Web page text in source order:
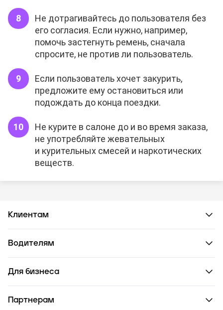
Не дотрагивайтесь до пользователя без
его согласия. Если нужно, например,
помочь застегнуть ремень, сначала
спросите, не против ли пользователь.
Если пользователь хочет закурить,
предложите ему остановиться или
подождать до конца поездки.
Не курите в салоне до и во время заказа,
не употребляйте жевательных
и курительных смесей и наркотических
веществ.
Клиентам
Водителям
Для бизнеса
Партнерам